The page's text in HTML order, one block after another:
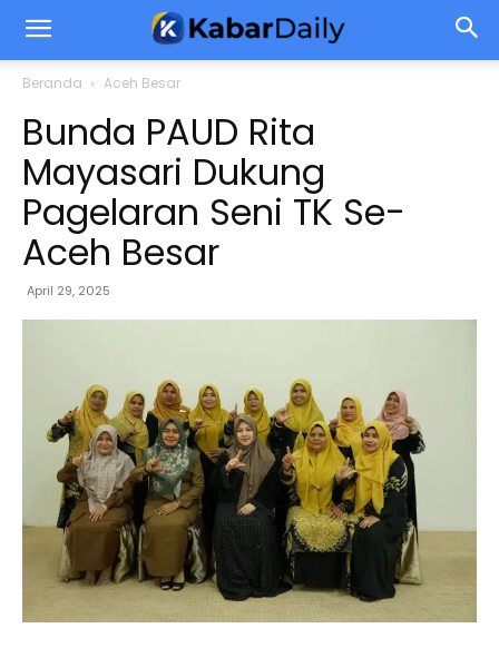
Beranda Aceh Besar
Bunda PAUD Rita
Mayasari Dukung
Pagelaran Seni TK Se-
Aceh Besar
April 29, 2025